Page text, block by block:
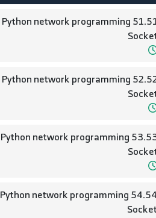
51.51 Python network programming
52.52 Python network programming
53.53 Python network programming
54.54 Python network programming
Socket